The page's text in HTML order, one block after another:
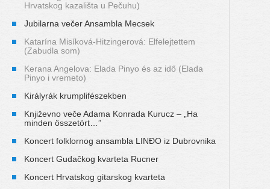
Hrvatskog kazališta u Pečuhu)
Jubilarna večer Ansambla Mecsek
Katarína Misíková-Hitzingerová: Elfelejtettem
(Zabudla som)
Kerana Angelova: Elada Pinyo és az idő (Elada
Pinyo i vremeto)
Királyrák krumplifészekben
Književno veče Adama Konrada Kurucz – „Ha
minden összetört…”
Koncert folklornog ansambla LINĐO iz Dubrovnika
Koncert Gudačkog kvarteta Rucner
Koncert Hrvatskog gitarskog kvarteta